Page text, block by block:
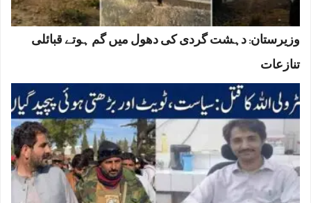
وزیرستان: دہشت گردی کی دھول میں گم ہوتے قبائلی
تنازعات